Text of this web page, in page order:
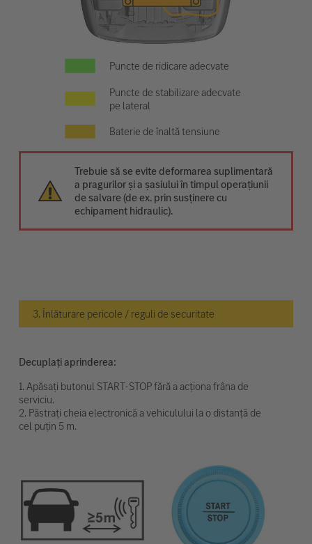
Puncte de ridicare adecvate
Puncte de stabilizare adecvate
pe lateral
Baterie de înaltă tensiune
Trebuie să se evite deformarea suplimentară
a pragurilor și a șasiului în timpul operațiunii
de salvare (de ex. prin susținere cu
echipament hidraulic).
3. Înlăturare pericole / reguli de securitate
Decuplați aprinderea:
1. Apăsați butonul START-STOP fără a acționa frâna de
serviciu.
2. Păstrați cheia electronică a vehiculului la o distanță de
cel puțin 5 m.